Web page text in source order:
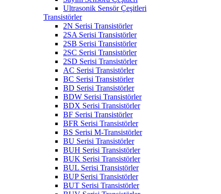
Ultrasonik Sensör Çeşitleri
Transistörler
2N Serisi Transistörler
2SA Serisi Transistörler
2SB Serisi Transistörler
2SC Serisi Transistörler
2SD Serisi Transistörler
AC Serisi Transistörler
BC Serisi Transistörler
BD Serisi Transistörler
BDW Serisi Transistörler
BDX Serisi Transistörler
BF Serisi Transistörler
BFR Serisi Transistörler
BS Serisi M-Transistörler
BU Serisi Transistörler
BUH Serisi Transistörler
BUK Serisi Transistörler
BUL Serisi Transistörler
BUP Serisi Transistörler
BUT Serisi Transistörler